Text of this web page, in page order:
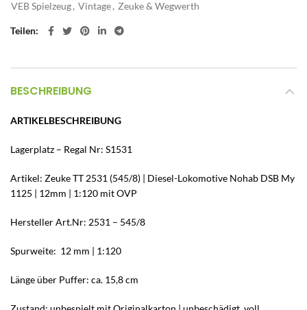
VEB Spielzeug, Vintage, Zeuke & Wegwerth
Teilen
BESCHREIBUNG
ARTIKELBESCHREIBUNG
Lagerplatz – Regal Nr: S1531
Artikel: Zeuke TT 2531 (545/8) | Diesel-Lokomotive Nohab DSB My
1125 | 12mm | 1:120 mit OVP
Hersteller Art.Nr: 2531 – 545/8
Spurweite: 12 mm | 1:120
Länge über Puffer: ca. 15,8 cm